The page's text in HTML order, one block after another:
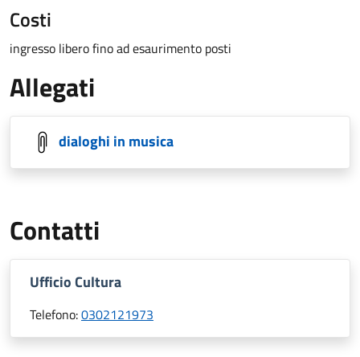
Costi
ingresso libero fino ad esaurimento posti
Allegati
dialoghi in musica
Contatti
Ufficio Cultura
Telefono:0302121973